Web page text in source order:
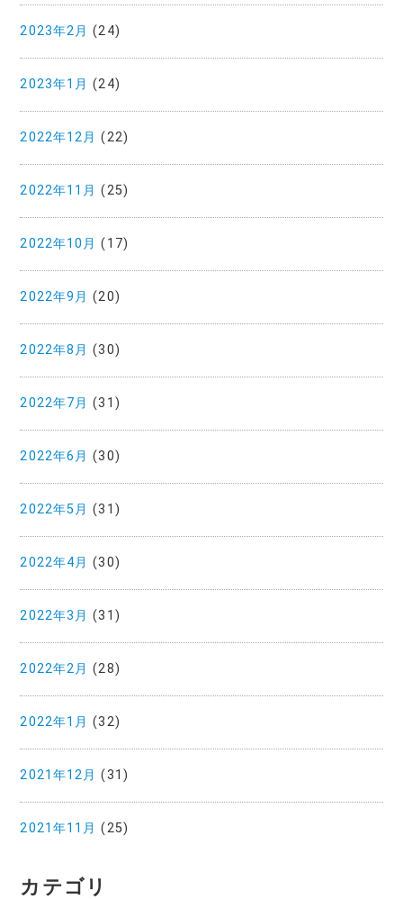
2023年2月 (24)
2023年1月 (24)
2022年12月 (22)
2022年11月 (25)
2022年10月 (17)
2022年9月 (20)
2022年8月 (30)
2022年7月 (31)
2022年6月 (30)
2022年5月 (31)
2022年4月 (30)
2022年3月 (31)
2022年2月 (28)
2022年1月 (32)
2021年12月 (31)
2021年11月 (25)
カテゴリ